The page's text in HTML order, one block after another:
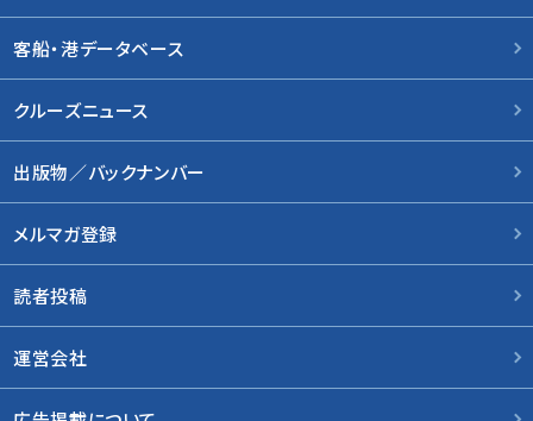
客船・港データベース
クルーズニュース
出版物／バックナンバー
メルマガ登録
読者投稿
運営会社